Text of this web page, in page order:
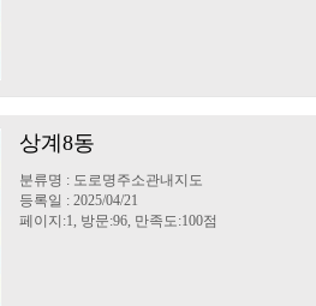
상계8동
분류명 : 도로명주소관내지도
등록일 : 2025/04/21
페이지:1, 방문:96, 만족도:100점